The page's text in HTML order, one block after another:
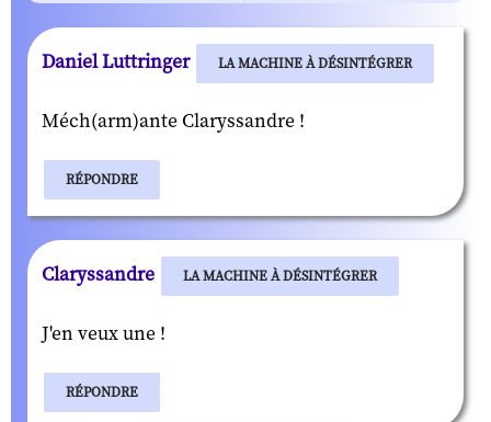
Daniel Luttringer LA MACHINE À DÉSINTÉGRER
Méch(arm)ante Claryssandre !
RÉPONDRE
Claryssandre LA MACHINE À DÉSINTÉGRER
J'en veux une !
RÉPONDRE